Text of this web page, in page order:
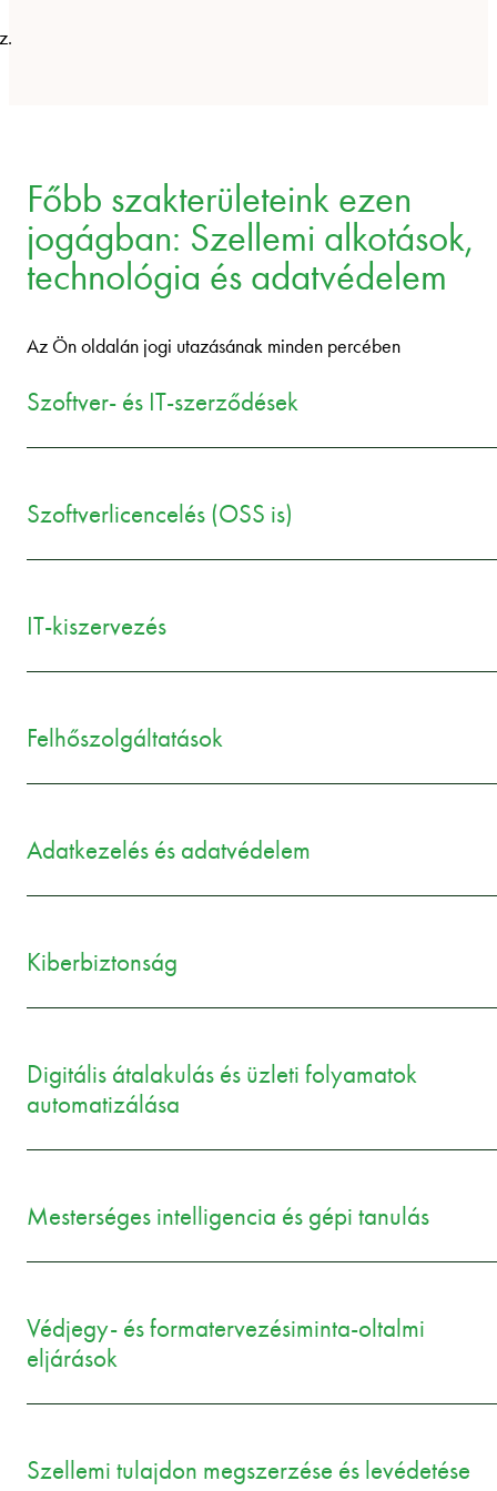
Főbb szakterületeink ezen
jogágban: Szellemi alkotások,
technológia és adatvédelem
Az Ön oldalán jogi utazásának minden percében
Szoftver- és IT-szerződések
Szoftverlicencelés (OSS is)
IT-kiszervezés
Felhőszolgáltatások
Adatkezelés és adatvédelem
Kiberbiztonság
Digitális átalakulás és üzleti folyamatok
automatizálása
Mesterséges intelligencia és gépi tanulás
Védjegy- és formatervezésiminta-oltalmi
eljárások
Szellemi tulajdon megszerzése és levédetése